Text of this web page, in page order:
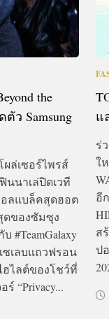
the
ว Samsung
ล่เซอร์ไพรส์
นนาเล่ปิดเวที
อลแบล็คสุดฮอต
ดของซัมซุง
#TeamGalaxy
เลบแถวฟรอน
ไลต์ของโชว์ที่
“Privacy...
แ
ร่
ใ
อี
ส
ป